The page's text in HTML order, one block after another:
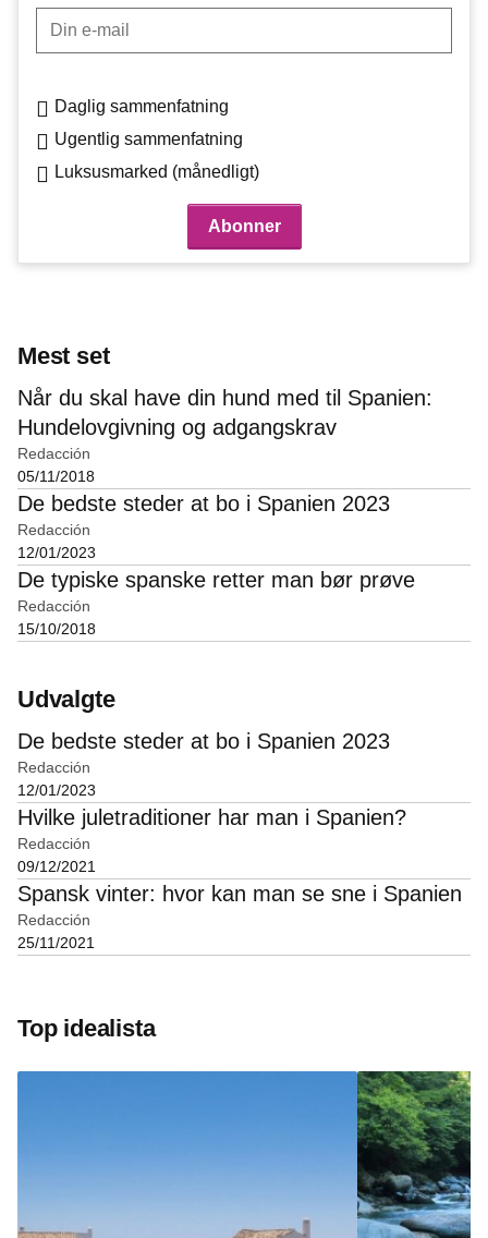
Din e-mail
Daglig sammenfatning
Ugentlig sammenfatning
Luksusmarked (månedligt)
Mest set
Når du skal have din hund med til Spanien:
Hundelovgivning og adgangskrav
Redacción
05/11/2018
De bedste steder at bo i Spanien 2023
Redacción
12/01/2023
De typiske spanske retter man bør prøve
Redacción
15/10/2018
Udvalgte
De bedste steder at bo i Spanien 2023
Redacción
12/01/2023
Hvilke juletraditioner har man i Spanien?
Redacción
09/12/2021
Spansk vinter: hvor kan man se sne i Spanien
Redacción
25/11/2021
Top idealista